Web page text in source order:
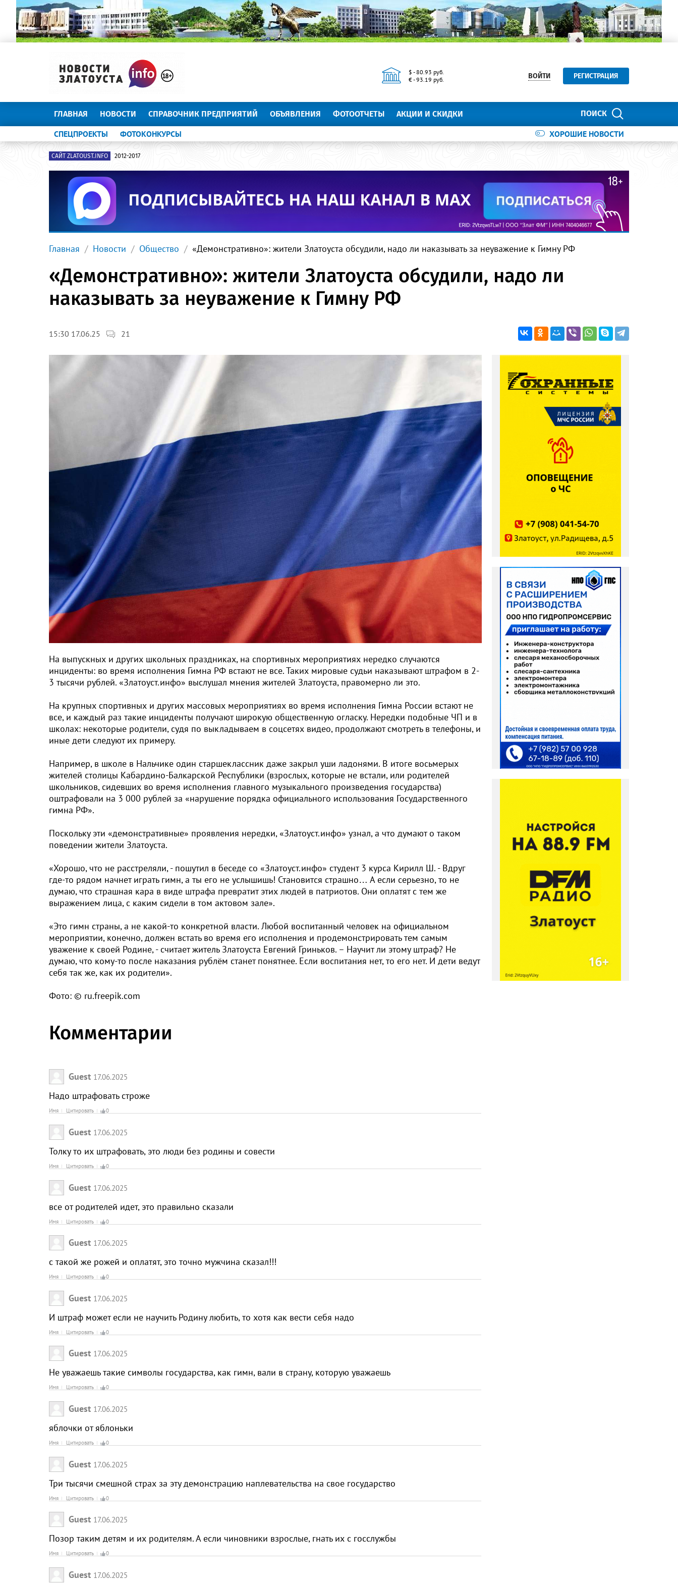
$ - 80.93 руб.
€ - 93.19 руб.
ВОЙТИ РЕГИСТРАЦИЯ
ПОИСК
ГЛАВНАЯ НОВОСТИ СПРАВОЧНИК ПРЕДПРИЯТИЙ ОБЪЯВЛЕНИЯ ФОТООТЧЕТЫ АКЦИИ И СКИДКИ
ХОРОШИЕ НОВОСТИ
СПЕЦПРОЕКТЫ ФОТОКОНКУРСЫ
САЙТ ZLATOUST.INFO 2012-2017
Главная Новости Общество «Демонстративно»: жители Златоуста обсудили, надо ли наказывать за неуважение к Гимну РФ
«Демонстративно»: жители Златоуста обсудили, надо ли
наказывать за неуважение к Гимну РФ
15:30 17.06.25 21
На выпускных и других школьных праздниках, на спортивных мероприятиях нередко случаются
инциденты: во время исполнения Гимна РФ встают не все. Таких мировые судьи наказывают штрафом в 2-
3 тысячи рублей. «Златоуст.инфо» выслушал мнения жителей Златоуста, правомерно ли это.
На крупных спортивных и других массовых мероприятиях во время исполнения Гимна России встают не
все, и каждый раз такие инциденты получают широкую общественную огласку. Нередки подобные ЧП и в
школах: некоторые родители, судя по выкладываем в соцсетях видео, продолжают смотреть в телефоны, и
иные дети следуют их примеру.
Например, в школе в Нальчике один старшеклассник даже закрыл уши ладонями. В итоге восьмерых
жителей столицы Кабардино-Балкарской Республики (взрослых, которые не встали, или родителей
школьников, сидевших во время исполнения главного музыкального произведения государства)
оштрафовали на 3 000 рублей за «нарушение порядка официального использования Государственного
гимна РФ».
Поскольку эти «демонстративные» проявления нередки, «Златоуст.инфо» узнал, а что думают о таком
поведении жители Златоуста.
«Хорошо, что не расстреляли, - пошутил в беседе со «Златоуст.инфо» студент 3 курса Кирилл Ш. - Вдруг
где-то рядом начнет играть гимн, а ты его не услышишь! Становится страшно… А если серьезно, то не
думаю, что страшная кара в виде штрафа превратит этих людей в патриотов. Они оплатят с тем же
выражением лица, с каким сидели в том актовом зале».
«Это гимн страны, а не какой-то конкретной власти. Любой воспитанный человек на официальном
мероприятии, конечно, должен встать во время его исполнения и продемонстрировать тем самым
уважение к своей Родине, - считает житель Златоуста Евгений Гриньков. – Научит ли этому штраф? Не
думаю, что кому-то после наказания рублём станет понятнее. Если воспитания нет, то его нет. И дети ведут
себя так же, как их родители».
Фото: © ru.freepik.com
Комментарии
Guest 17.06.2025
Надо штрафовать строже
Имя Цитировать 0
Guest 17.06.2025
Толку то их штрафовать, это люди без родины и совести
Имя Цитировать 0
Guest 17.06.2025
все от родителей идет, это правильно сказали
Имя Цитировать 0
Guest 17.06.2025
с такой же рожей и оплатят, это точно мужчина сказал!!!
Имя Цитировать 0
Guest 17.06.2025
И штраф может если не научить Родину любить, то хотя как вести себя надо
Имя Цитировать 0
Guest 17.06.2025
Не уважаешь такие символы государства, как гимн, вали в страну, которую уважаешь
Имя Цитировать 0
Guest 17.06.2025
яблочки от яблоньки
Имя Цитировать 0
Guest 17.06.2025
Три тысячи смешной страх за эту демонстрацию наплевательства на свое государство
Имя Цитировать 0
Guest 17.06.2025
Позор таким детям и их родителям. А если чиновники взрослые, гнать их с госслужбы
Имя Цитировать 0
Guest 17.06.2025